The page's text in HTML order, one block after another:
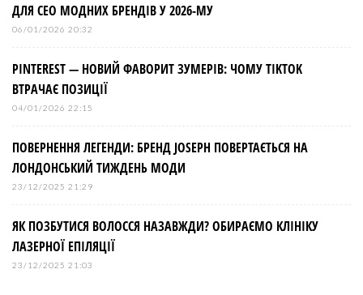
ДЛЯ СЕО МОДНИХ БРЕНДІВ У 2026-МУ
06/01/2026 20:32
PINTEREST — НОВИЙ ФАВОРИТ ЗУМЕРІВ: ЧОМУ TIKTOK
ВТРАЧАЄ ПОЗИЦІЇ
04/01/2026 22:15
ПОВЕРНЕННЯ ЛЕГЕНДИ: БРЕНД JOSEPH ПОВЕРТАЄТЬСЯ НА
ЛОНДОНСЬКИЙ ТИЖДЕНЬ МОДИ
23/12/2025 21:29
ЯК ПОЗБУТИСЯ ВОЛОССЯ НАЗАВЖДИ? ОБИРАЄМО КЛІНІКУ
ЛАЗЕРНОЇ ЕПІЛЯЦІЇ
23/12/2025 21:03